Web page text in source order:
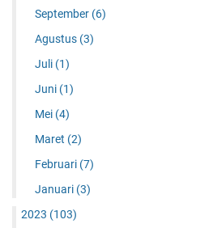
September (6)
Agustus (3)
Juli (1)
Juni (1)
Mei (4)
Maret (2)
Februari (7)
Januari (3)
2023 (103)